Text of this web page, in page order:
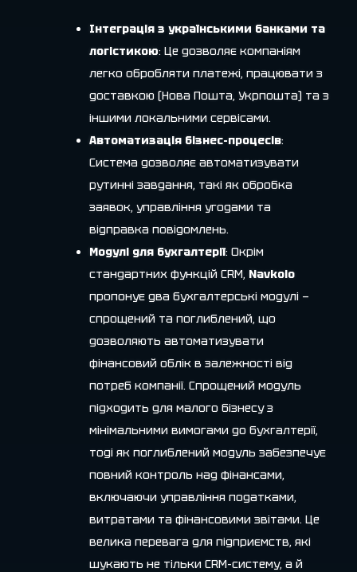
Інтеграція з українськими банками та
логістикою: Це дозволяє компаніям
легко обробляти платежі, працювати з
доставкою (Нова Пошта, Укрпошта) та з
іншими локальними сервісами.
Автоматизація бізнес-процесів:
Система дозволяє автоматизувати
рутинні завдання, такі як обробка
заявок, управління угодами та
відправка повідомлень.
Модулі для бухгалтерії: Окрім
стандартних функцій CRM, Navkolо
пропонує два бухгалтерські модулі —
спрощений та поглиблений, що
дозволяють автоматизувати
фінансовий облік в залежності від
потреб компанії. Спрощений модуль
підходить для малого бізнесу з
мінімальними вимогами до бухгалтерії,
тоді як поглиблений модуль забезпечує
повний контроль над фінансами,
включаючи управління податками,
витратами та фінансовими звітами. Це
велика перевага для підприємств, які
шукають не тільки CRM-систему, а й